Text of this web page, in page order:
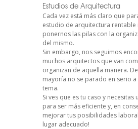
Estudios de Arquitectura
Cada vez está más claro que
estudio de arquitectura rentable
ponernos las pilas con la
del mismo.
Sin embargo, nos seguimos
muchos arquitectos que van
organizan de aquella manera.
mayoría no se parado en serio
tema.
Si ves que es tu caso y necesitas
para ser más eficiente y, en
mejorar tus posibilidades
lugar adecuado!